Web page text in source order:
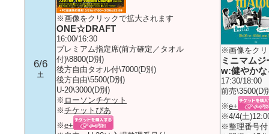
6/6
土
※画像をクリックで拡大されます
ONE☆DRAFT
16:00/16:30
プレミアム指定席(前方確定／タオル
付)\8800(D別)
後方自由タオル付\7000(D別)
後方自由\5500(D別)
U-20\3000(D別)
※ ローソンチケット
※チケットぴあ
※e+
※画像をクリ
ミニマムジ
w:健やか
17:30/18:00
前売\3500(D
※e+
※4/4(土
※整理番号付